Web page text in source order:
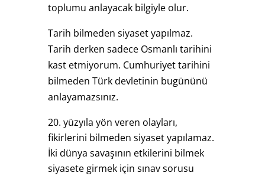
toplumu anlayacak bilgiyle olur.
Tarih bilmeden siyaset yapılmaz.
Tarih derken sadece Osmanlı tarihini
kast etmiyorum. Cumhuriyet tarihini
bilmeden Türk devletinin bugününü
anlayamazsınız.
yüzyıla yön veren olayları,
fikirlerini bilmeden siyaset yapılamaz.
İki dünya savaşının etkilerini bilmek
siyasete girmek için sınav sorusu